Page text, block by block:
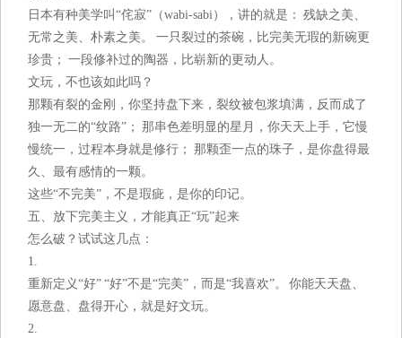
日本有种美学叫“侘寂”（wabi-sabi），讲的就是： 残缺之美、
无常之美、朴素之美。 一只裂过的茶碗，比完美无瑕的新碗更
珍贵； 一段修补过的陶器，比崭新的更动人。
文玩，不也该如此吗？
那颗有裂的金刚，你坚持盘下来，裂纹被包浆填满，反而成了
独一无二的“纹路”； 那串色差明显的星月，你天天上手，它慢
慢统一，过程本身就是修行； 那颗歪一点的珠子，是你盘得最
久、最有感情的一颗。
这些“不完美”，不是瑕疵，是你的印记。
五、放下完美主义，才能真正“玩”起来
怎么破？试试这几点：
1.
重新定义“好” “好”不是“完美”，而是“我喜欢”。 你能天天盘、
愿意盘、盘得开心，就是好文玩。
2.